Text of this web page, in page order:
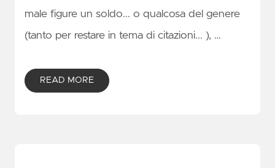
male figure un soldo... o qualcosa del genere
(tanto per restare in tema di citazioni... ), …
READ MORE